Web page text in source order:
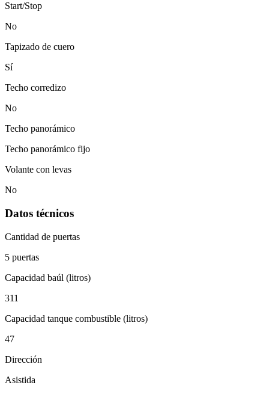
Start/Stop
No
Tapizado de cuero
Sí
Techo corredizo
No
Techo panorámico
Techo panorámico fijo
Volante con levas
No
Datos técnicos
Cantidad de puertas
5 puertas
Capacidad baúl (litros)
311
Capacidad tanque combustible (litros)
47
Dirección
Asistida